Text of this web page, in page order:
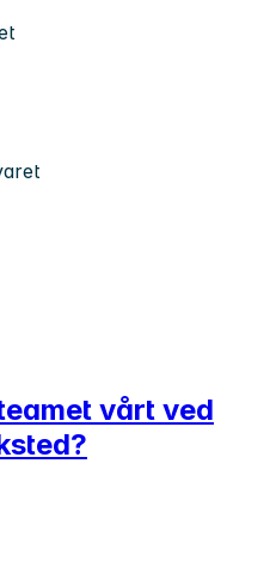
vårt ved